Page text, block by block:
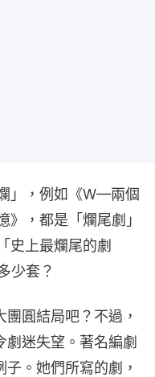
」，例如《W—兩個
，都是「爛尾劇」
史上最爛尾的劇
少套？
圓結局吧？不過，
劇迷失望。著名編劇
子。她們所寫的劇，